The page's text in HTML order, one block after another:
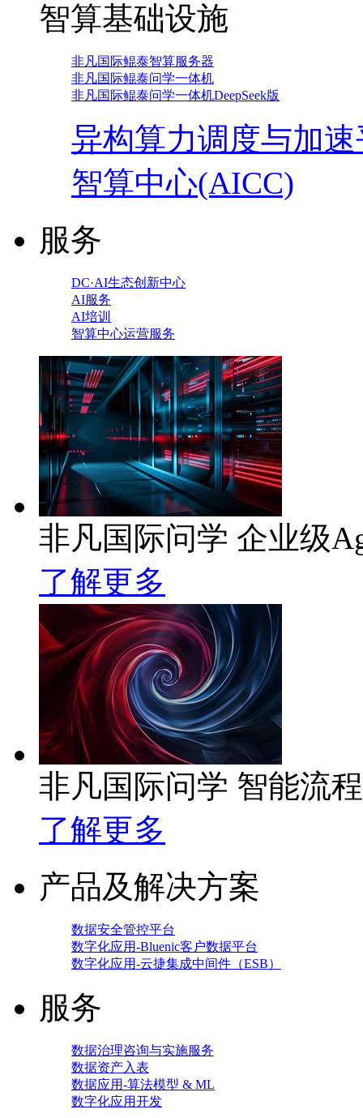
智算基础设施
非凡国际鲲泰智算服务器
非凡国际鲲泰问学一体机
非凡国际鲲泰问学一体机DeepSeek版
异构算力调度与加
智算中心(AICC)
服务
DC·AI生态创新中心
AI服务
AI培训
智算中心运营服务
非凡国际问学 企业级
了解更多
非凡国际问学 智能流
了解更多
产品及解决方案
数据安全管控平台
数字化应用-Bluenic客户数据平台
数字化应用-云捷集成中间件（ESB）
服务
数据治理咨询与实施服务
数据资产入表
数据应用-算法模型 & ML
数字化应用开发